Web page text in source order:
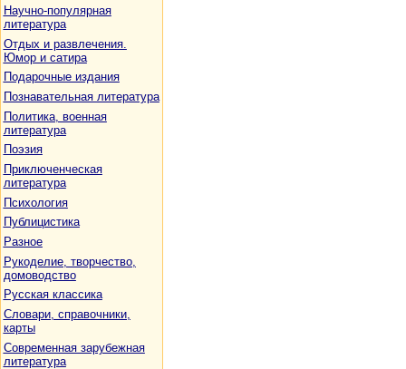
Научно-популярная
литература
Отдых и развлечения.
Юмор и сатира
Подарочные издания
Познавательная литература
Политика, военная
литература
Поэзия
Приключенческая
литература
Психология
Публицистика
Разное
Рукоделие, творчество,
домоводство
Русская классика
Словари, справочники,
карты
Современная зарубежная
литература